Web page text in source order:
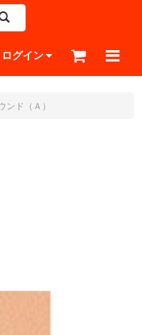
ログイン
ンド（Ａ）